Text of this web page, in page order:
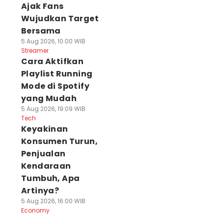
Ajak Fans
Wujudkan Target
Bersama
5 Aug 2026, 10:00 WIB
Streamer
Cara Aktifkan
Playlist Running
Mode di Spotify
yang Mudah
5 Aug 2026, 19:09 WIB
Tech
Keyakinan
Konsumen Turun,
Penjualan
Kendaraan
Tumbuh, Apa
Artinya?
5 Aug 2026, 16:00 WIB
Economy